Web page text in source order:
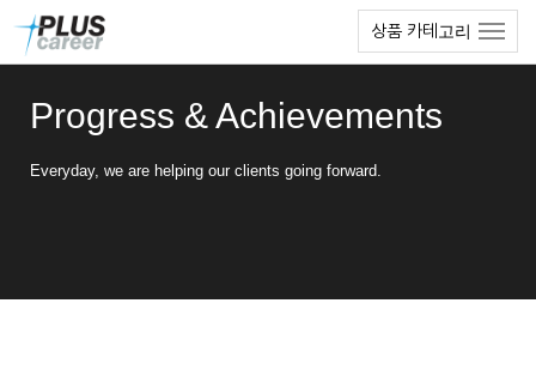
상품 카테고리
Progress & Achievements
Everyday, we are helping our clients going forward.